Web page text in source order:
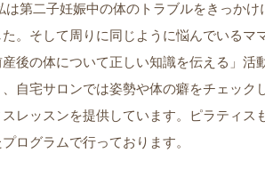
は第二子妊娠中の体のトラブルをきっか
。そして周りに同じように悩んでいるマ
後の体について正しい知識を伝える」活
自宅サロンでは姿勢や体の癖をチェック
レッスンを提供しています。ピラティス
ログラムで行っております。